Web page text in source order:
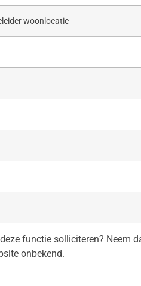
woonlocatie
functie solliciteren? Neem
onbekend.